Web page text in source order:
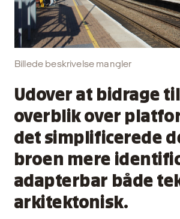
Billede beskrivelse mangler
Udover at bidrage
overblik over
det simplificerede
broen mere
adapterbar både
arkitektonisk.